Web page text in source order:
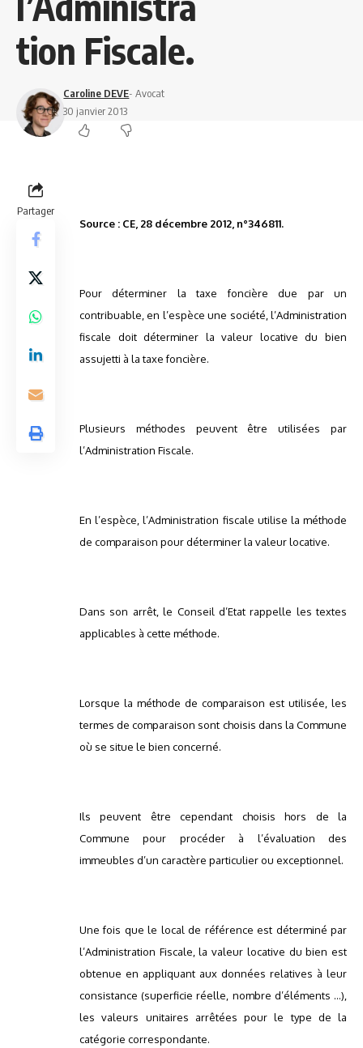
tion Fiscale.
Caroline DEVE- Avocat
30 janvier 2013
Partager
Source : CE, 28 décembre 2012, n°346811.
Pour déterminer la taxe foncière due par un
contribuable, en l’espèce une société, l’Administration
fiscale doit déterminer la valeur locative du bien
assujetti à la taxe foncière.
Plusieurs méthodes peuvent être utilisées par
l’Administration Fiscale.
En l’espèce, l’Administration fiscale utilise la méthode
de comparaison pour déterminer la valeur locative.
Dans son arrêt, le Conseil d’Etat rappelle les textes
applicables à cette méthode.
Lorsque la méthode de comparaison est utilisée, les
termes de comparaison sont choisis dans la Commune
où se situe le bien concerné.
Ils peuvent être cependant choisis hors de la
Commune pour procéder à l’évaluation des
immeubles d’un caractère particulier ou exceptionnel.
Une fois que le local de référence est déterminé par
l’Administration Fiscale, la valeur locative du bien est
obtenue en appliquant aux données relatives à leur
consistance (superficie réelle, nombre d’éléments …),
les valeurs unitaires arrêtées pour le type de la
catégorie correspondante.